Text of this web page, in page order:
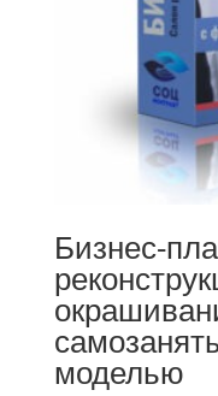
Бизнес-
моделью